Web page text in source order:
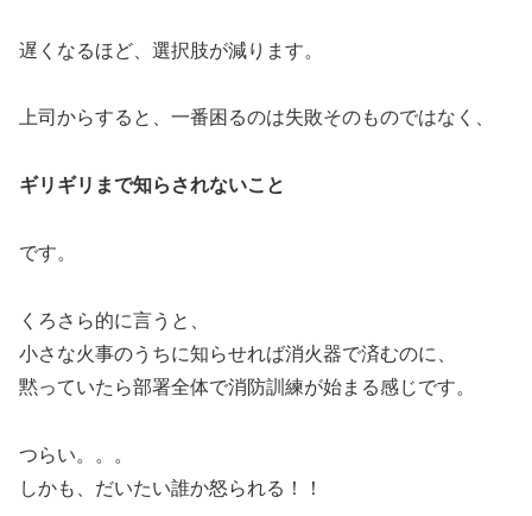
遅くなるほど、選択肢が減ります。
上司からすると、一番困るのは失敗そのものではなく、
ギリギリまで知らされないこと
です。
くろさら的に言うと、
小さな火事のうちに知らせれば消火器で済むのに、
黙っていたら部署全体で消防訓練が始まる感じです。
つらい。。。
しかも、だいたい誰か怒られる！！